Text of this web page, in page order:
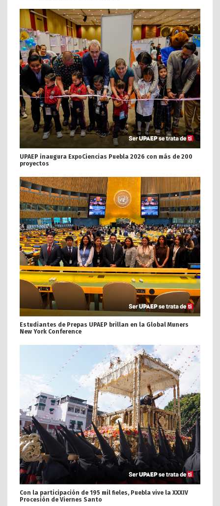
UPAEP inaugura ExpoCiencias Puebla 2026 con más de 200
proyectos
Estudiantes de Prepas UPAEP brillan en la Global Muners
New York Conference
Con la participación de 195 mil fieles, Puebla vive la XXXIV
Procesión de Viernes Santo